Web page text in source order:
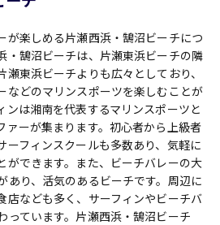
が楽しめる片瀬西浜・鵠沼ビーチにつ
・鵠沼ビーチは、片瀬東浜ビーチの隣
瀬東浜ビーチよりも広々としており、
などのマリンスポーツを楽しむことが
ンは湘南を代表するマリンスポーツと
ァーが集まります。初心者から上級者
ーフィンスクールも多数あり、気軽に
ができます。また、ビーチバレーの大
あり、活気のあるビーチです。周辺に
店なども多く、サーフィンやビーチバ
っています。片瀬西浜・鵠沼ビーチ